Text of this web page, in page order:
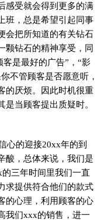
感受就会得到更多的满
班，总是希望引起同事
会把所知道的有关钻石
颗钻石的精神享受，同
是最好的广告”，“影
不管顾客是否愿意听，
的厌烦。因此时机很重
当顾客提出质疑时。
心的迎接20xx年的到
酸，总体来说，我们是
三年时间里我们一直
求提供符合他们的款式
的心理，利用顾客的心
我们xxx的销售，进一